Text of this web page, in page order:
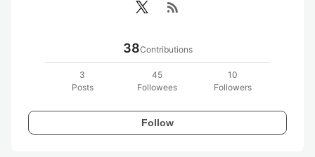
rss_feed
38Contributions
3
Posts
45
Followees
10
Followers
Follow